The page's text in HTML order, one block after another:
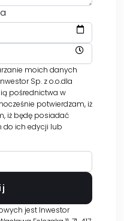
moich danych
Sp. z o.o.dla
pośrednictwa w
potwierdzam, iż
iż będę posiadać
do ich edycji lub
jest Inwestor